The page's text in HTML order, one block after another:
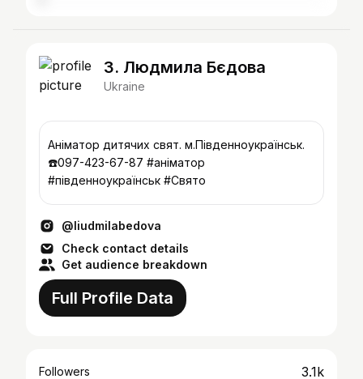
3. Людмила Бєдова
Ukraine
Аніматор дитячих свят. м.Південноукраїнськ.
☎️097-423-67-87 #аніматор
#південноукраїнськ #Свято
@liudmilabedova
Check contact details
Get audience breakdown
Full Profile Data
Followers 3.1k